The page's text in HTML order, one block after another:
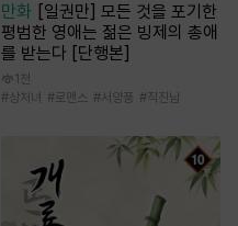
만화
[일권만] 모든 것을 포기한
평범한 영애는 젊은 빙제의 총애
를 받는다 [단행본]
1천
#상처녀 #로맨스 #서양풍 #직진남